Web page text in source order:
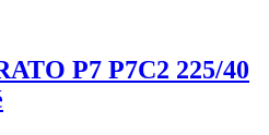
P7 P7C2 225/40